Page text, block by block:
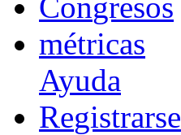
métricas
Ayuda
Registrarse